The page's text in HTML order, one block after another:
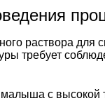
раствора для
требует
с высокой